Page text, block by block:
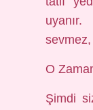
O
Şimdi